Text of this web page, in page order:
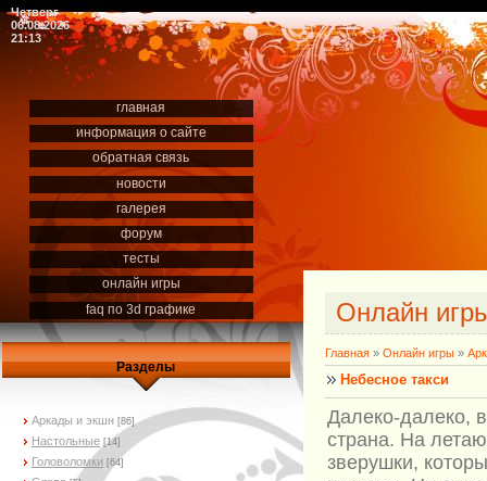
Четверг
06.08.2026
21:13
главная
информация о сайте
обратная связь
новости
галерея
форум
тесты
онлайн игры
faq по 3d графике
Разделы
Аркады и экшн [86]
Настольные [14]
Головоломки [64]
Онлайн
Главная » Онлайн игры »
Небесное такси
Далеко-далеко,
страна. На
зверушки,